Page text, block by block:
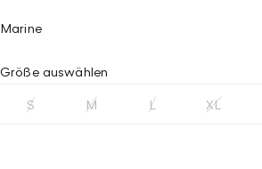
Marine
Größe auswählen
S M L XL